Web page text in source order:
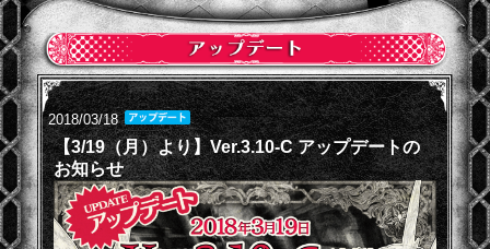
2018/03/18
【3/19（月）より】Ver.3.10-C アップデートの
お知らせ